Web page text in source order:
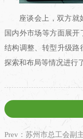
座谈会上，双方就
国内外市场等方面展
结构调整、转型升级路
探索和布局等情况进行
Prev：苏州市总工会副